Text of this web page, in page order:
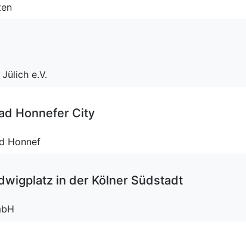
e.V.
Honnefer City
Honnef
in der Kölner Südstadt